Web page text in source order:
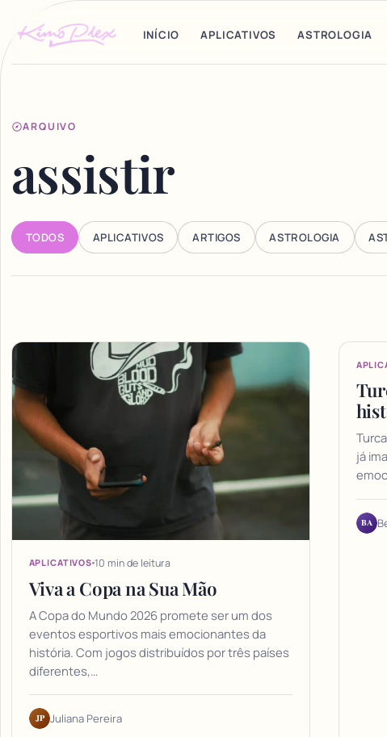
INÍCIO APLICATIVOS ASTROLOGIA
ARQUIVO
assistir
TODOS APLICATIVOS ARTIGOS ASTROLOGIA
Articles
APLICATIVOS 10 min de leitura
Viva a Copa na Sua Mão
A Copa do Mundo 2026 promete ser um dos
eventos esportivos mais emocionantes da
história. Com jogos distribuídos por três países
diferentes,…
JP Juliana Pereira
já
BA